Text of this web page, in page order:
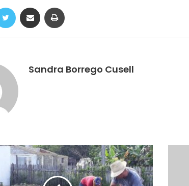
Sandra Borrego Cusell